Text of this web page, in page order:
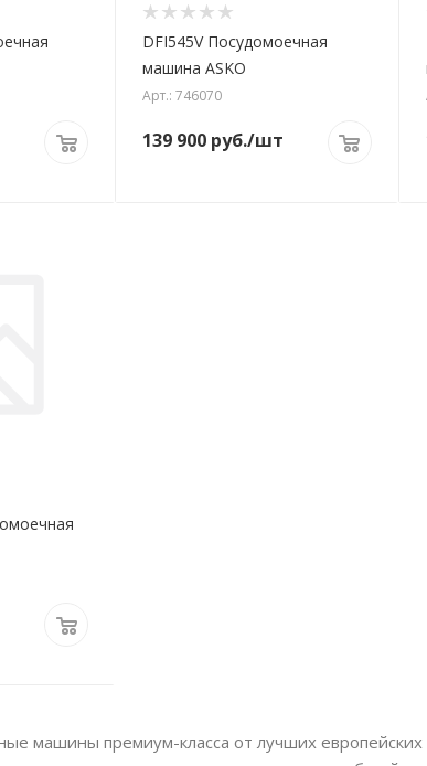
DFI545V Посудомоечная
машина ASKO
Арт.: 746070
139 900 руб./шт
машины премиум-класса от лучших